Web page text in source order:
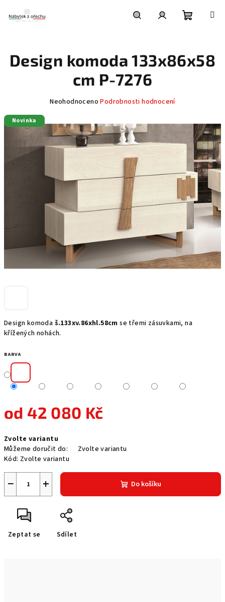
obsah
košík
Design komoda š.133xv.86xhl.58cm se třemi zásuvkami, na
křížených nohách.
BARVA
od42 080 Kč
cena:
Zvolte variantu
Můžeme doručit do:
Zvolte variantu
Kód: Zvolte variantu
+
− Do košíku
Zeptat se Sdílet
Design komoda 133x86x58
cm P-7276
Průměrné
produktu
je
0,0
Neohodnoceno Podrobnosti hodnocení
Novinka